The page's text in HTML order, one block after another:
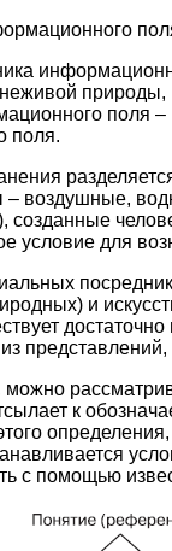
природы,
поля
поля.
воздушные,
созданные
условие для
и
из
к
с помощью